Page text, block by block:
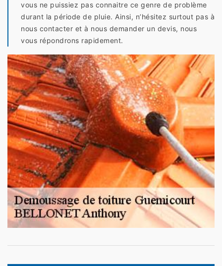
vous ne puissiez pas connaitre ce genre de problème
durant la période de pluie. Ainsi, n’hésitez surtout pas à
nous contacter et à nous demander un devis, nous
vous répondrons rapidement.